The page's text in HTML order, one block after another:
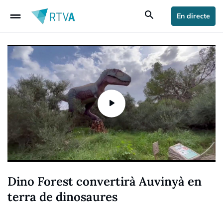
drag_handle search En directe
Dino Forest convertirà Auvinyà en
terra de dinosaures